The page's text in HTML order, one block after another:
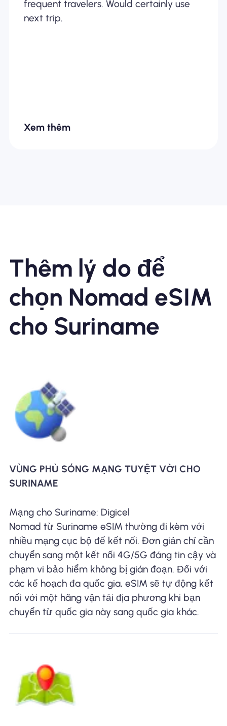
frequent travelers. Would certainly use
next trip.
Xem thêm
Thêm lý do để
chọn Nomad eSIM
cho Suriname
VÙNG PHỦ SÓNG MẠNG TUYỆT VỜI CHO
SURINAME
Mạng cho Suriname: Digicel
Nomad từ Suriname eSIM thường đi kèm với
nhiều mạng cục bộ để kết nối. Đơn giản chỉ cần
chuyển sang một kết nối 4G/5G đáng tin cậy và
phạm vi bảo hiểm không bị gián đoạn. Đối với
các kế hoạch đa quốc gia, eSIM sẽ tự động kết
nối với một hãng vận tải địa phương khi bạn
chuyển từ quốc gia này sang quốc gia khác.